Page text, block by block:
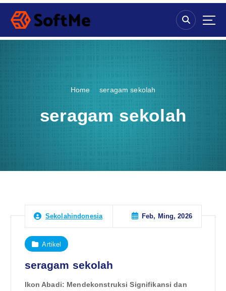
S
p
Home seragam sekolah
seragam sekolah
Sekolahindonesia Feb, Ming, 2026
Artikel
seragam sekolah
Ikon Abadi: Mendekonstruksi Signifikansi dan